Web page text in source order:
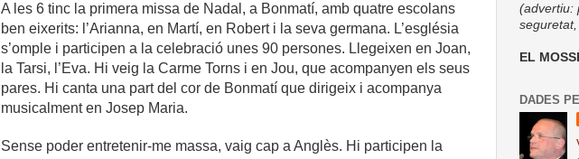
A les 6 tinc la primera missa de Nadal, a Bonmatí, amb quatre escolans
ben eixerits: l’Arianna, en Martí, en Robert i la seva germana. L’església
s’omple i participen a la celebració unes 90 persones. Llegeixen en Joan,
la Tarsi, l’Eva. Hi veig la Carme Torns i en Jou, que acompanyen els seus
pares. Hi canta una part del cor de Bonmatí que dirigeix i acompanya
musicalment en Josep Maria.
Sense poder entretenir-me massa, vaig cap a Anglès. Hi participen la
(advertiu:
EL
DADES